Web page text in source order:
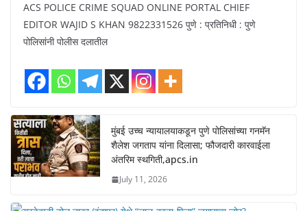
ACS POLICE CRIME SQUAD ONLINE PORTAL CHIEF
EDITOR WAJID S KHAN 9822331526 पुणे : प्रतिनिधी : पुणे
पोलिसांनी पोलीस दलातील
मुंबई उच्च न्यायालयाकडून पुणे पोलिसांच्या गनमॅन
शैलेश जगताप यांना दिलासा; फौजदारी कारवाईला
अंतरिम स्थगिती,apcs.in
July 11, 2026